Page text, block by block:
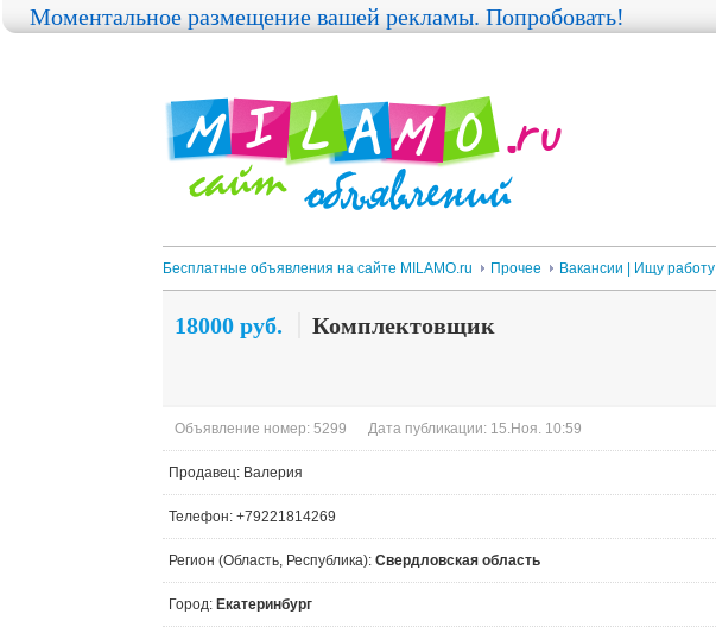
Бесплатные объявления на сайте MILAMO.ru Прочее Вакансии | Ищу работу
18000 руб. Комплектовщик
Объявление номер: 5299 Дата публикации: 15.Ноя. 10:59
Продавец: Валерия
Телефон: +79221814269
Регион (Область, Республика): Свердловская область
Город: Екатеринбург
Моментальное размещение вашей рекламы. Попробовать!